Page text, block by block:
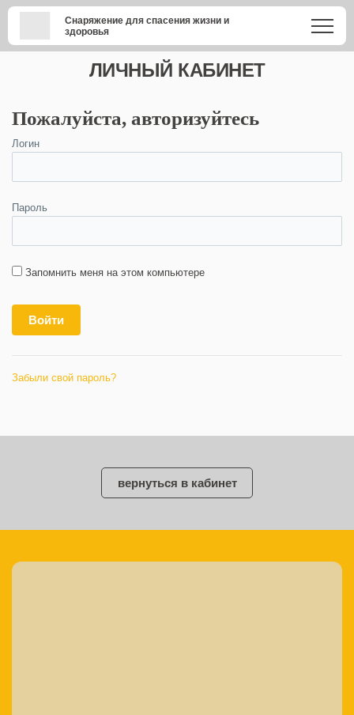
Снаряжение для спасения жизни и
здоровья
ЛИЧНЫЙ КАБИНЕТ
Пожалуйста, авторизуйтесь
Логин
Пароль
Запомнить меня на этом компьютере
Забыли свой пароль?
вернуться в кабинет